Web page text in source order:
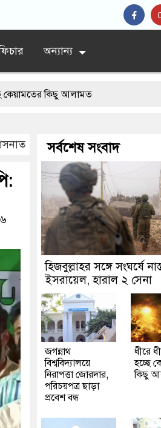
অন্যান্য
আলামত
সর্বশেষ সংবাদ
হিজবুল্লাহর সঙ্গে সংঘর্ষে
ইসরায়েল, হারাল ২ সেনা
জগন্নাথ
বিশ্ববিদ্যালয়ে
নিরাপত্তা জোরদার,
পরিচয়পত্র ছাড়া
প্রবেশ বন্ধ
ধীরে
হচ্ছে
কিছু